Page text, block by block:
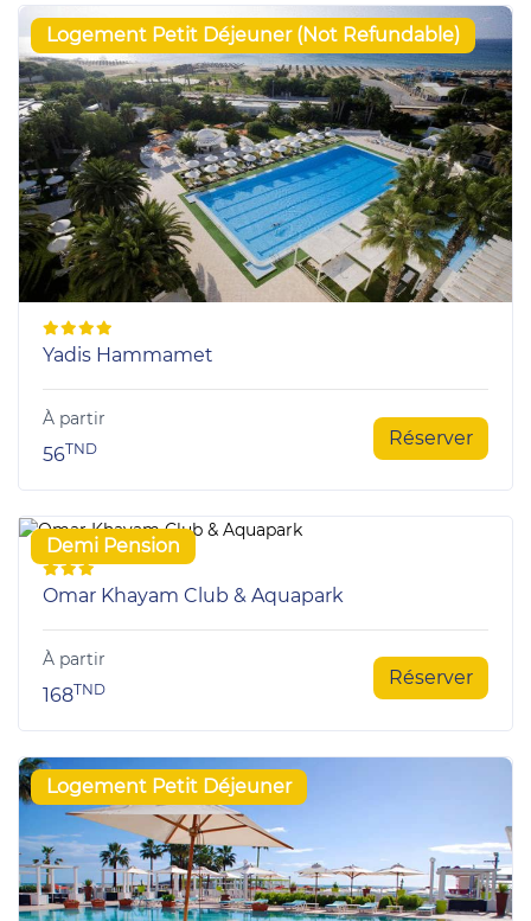
Logement Petit Déjeuner (Not Refundable)
Yadis Hammamet
À partir
56TND Réserver
Demi Pension
Omar Khayam Club & Aquapark
À partir
168TND Réserver
Logement Petit Déjeuner